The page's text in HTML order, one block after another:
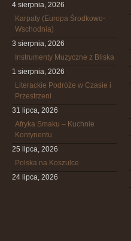
4 sierpnia, 2026
Karpaty (Europa Środkowo-
Wschodnia)
3 sierpnia, 2026
Instrumenty Muzyczne z Bliska
1 sierpnia, 2026
Literackie Podróże w Czasie i
Przestrzeni
31 lipca, 2026
Afryka Smaku – Kuchnie
Kontynentu
25 lipca, 2026
Polska na Koszulce
24 lipca, 2026